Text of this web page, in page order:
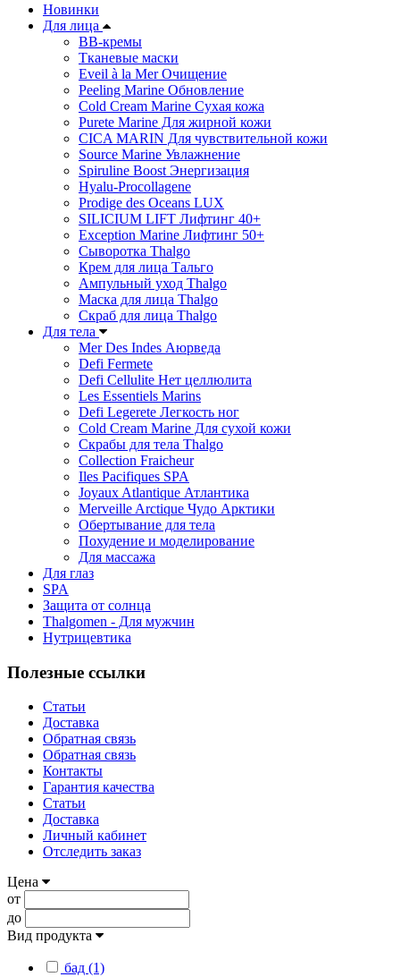
Новинки
Для лица
ВВ-кремы
Тканевые маски
Eveil à la Mer Очищение
Peeling Marine Обновление
Cold Cream Marine Сухая кожа
Purete Marine Для жирной кожи
СICA MARIN Для чувствительной кожи
Source Marine Увлажнение
Spiruline Boost Энергизация
Hyalu-Procollagene
Prodige des Oceans LUX
SILICIUM LIFT Лифтинг 40+
Exception Marine Лифтинг 50+
Cыворотка Thalgo
Крем для лица Тальго
Ампульный уход Thalgo
Маска для лица Thalgo
Скраб для лица Thalgo
Для тела
Mer Des Indes Аюрведа
Defi Fermete
Defi Cellulite Нет целлюлита
Les Essentiels Marins
Defi Legerete Легкость ног
Cold Cream Marine Для сухой кожи
Скрабы для тела Thalgo
Collection Fraicheur
Iles Pacifiques SPA
Joyaux Atlantique Атлантика
Merveille Arctique Чудо Арктики
Обертывание для тела
Похудение и моделирование
Для массажа
Для глаз
SPA
Защита от солнца
Thalgomen - Для мужчин
Нутрицевтика
Полезные ссылки
Статьи
Доставка
Обратная связь
Обратная связь
Контакты
Гарантия качества
Статьи
Доставка
Личный кабинет
Отследить заказ
Цена
от
до
Вид продукта
бад (1)